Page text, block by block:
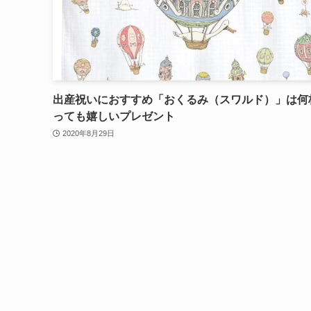
出産祝いにおすすめ「おくるみ（スワルド）」は何
っても嬉しいプレゼント
2020年8月29日